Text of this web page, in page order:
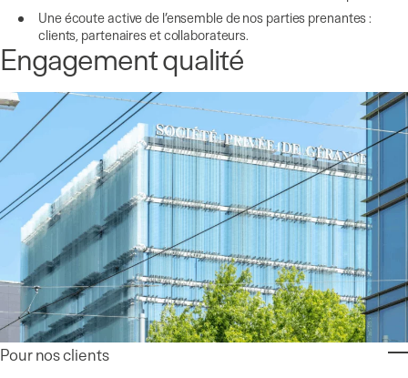
Une écoute active de l’ensemble de nos parties prenantes :
clients, partenaires et collaborateurs.
Engagement qualité
Pour nos clients